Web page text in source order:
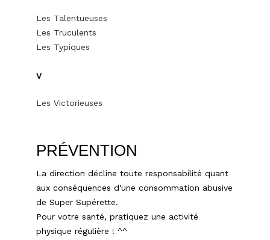
Les Talentueuses
Les Truculents
Les Typiques
V
Les Victorieuses
PRÉVENTION
La direction décline toute responsabilité quant
aux conséquences d'une consommation abusive
de Super Supérette.
Pour votre santé, pratiquez une activité
physique régulière ! ^^